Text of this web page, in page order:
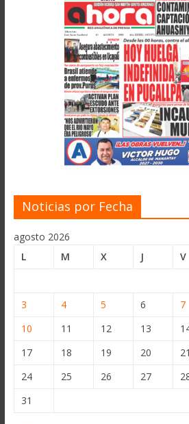
Noticias por Fecha
agosto 2026
L
M X J V
3
4 5 6 7
10
11 12 13
17
18 19 20 21
24
25 26 27
31